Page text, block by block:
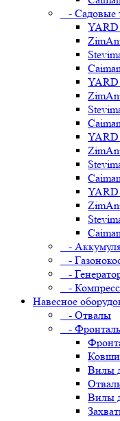
- Садовые
-
-
-
-
Навесное
- Отвалы
-
Ковши
Вилы
Вилы